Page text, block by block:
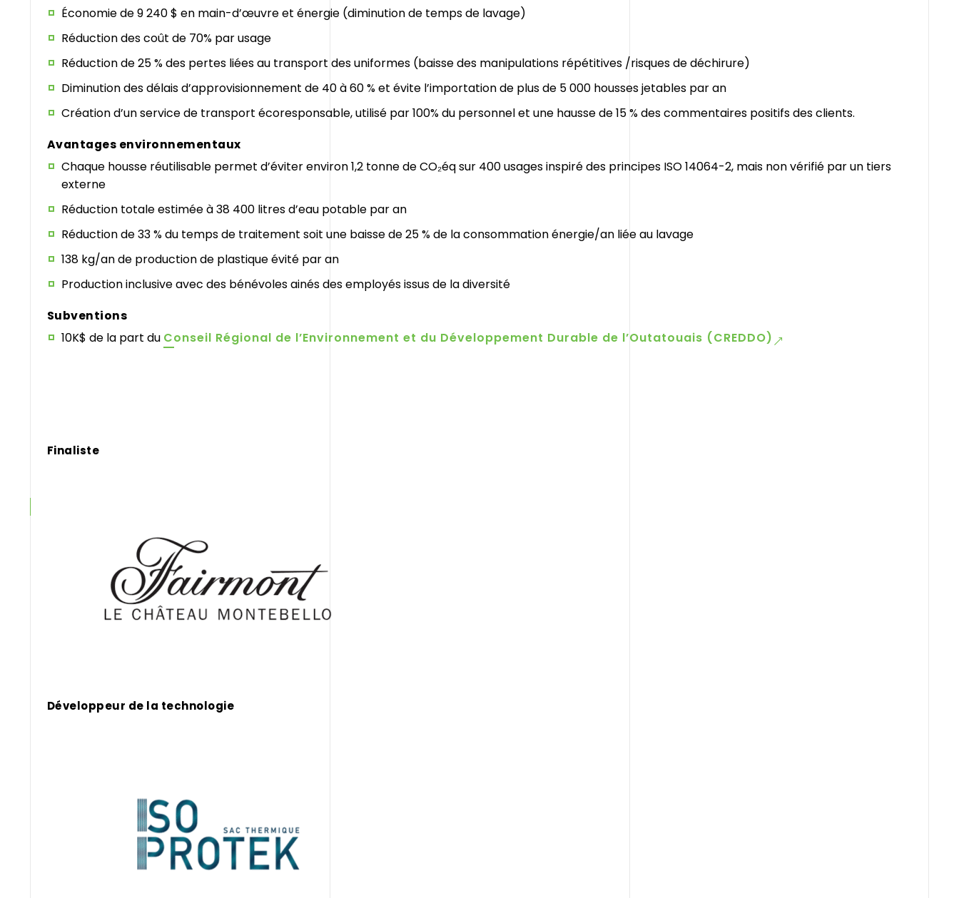
Économie de 9 240 $ en main-d’œuvre et énergie (diminution de temps de lavage)
Réduction des coût de 70% par usage
Réduction de 25 % des pertes liées au transport des uniformes (baisse des manipulations répétitives /risques de déchirure)
Diminution des délais d’approvisionnement de 40 à 60 % et évite l’importation de plus de 5 000 housses jetables par an
Création d’un service de transport écoresponsable, utilisé par 100% du personnel et une hausse de 15 % des commentaires positifs des clients.
Avantages environnementaux
Chaque housse réutilisable permet d’éviter environ 1,2 tonne de CO₂éq sur 400 usages inspiré des principes ISO 14064-2, mais non vérifié par un tiers
externe
Réduction totale estimée à 38 400 litres d’eau potable par an
Réduction de 33 % du temps de traitement soit une baisse de 25 % de la consommation énergie/an liée au lavage
138 kg/an de production de plastique évité par an
Production inclusive avec des bénévoles ainés des employés issus de la diversité
Subventions
10K$ de la part du Conseil Régional de l’Environnement et du Développement Durable de l’Outatouais (CREDDO)
Finaliste
Développeur de la technologie